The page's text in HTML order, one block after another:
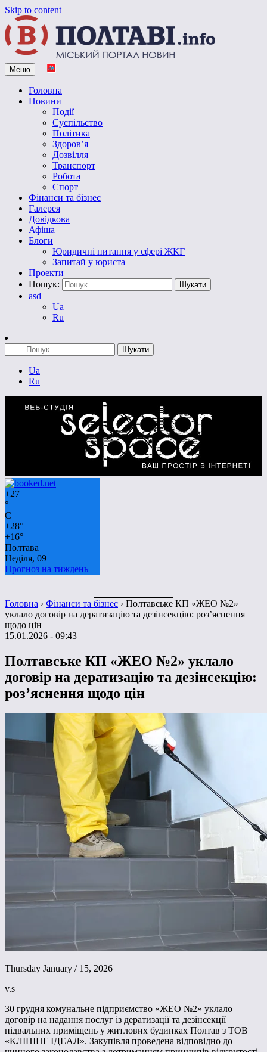
Skip to content
Vpoltave.info
Полтавський портал новин
Меню
Головна
Новини
Події
Суспільство
Політика
Здоров’я
Дозвілля
Транспорт
Робота
Спорт
Фінанси та бізнес
Галерея
Довідкова
Афіша
Блоги
Юридичні питання у сфері ЖКГ
Запитай у юриста
Проекти
Пошук:
asd
Ua
Ru
Ua
Ru
+27
°
C
+28°
+16°
Полтава
Неділя, 09
Прогноз на тиждень
Головна › Фінанси та бізнес › Полтавське КП «ЖЕО №2»
уклало договір на дератизацію та дезінсекцію: роз’яснення
щодо цін
15.01.2026 - 09:43
Полтавське КП «ЖЕО №2» уклало
договір на дератизацію та дезінсекцію:
роз’яснення щодо цін
Thursday January / 15, 2026
v.s
30 грудня комунальне підприємство «ЖЕО №2» уклало
договір на надання послуг із дератизації та дезінсекції
підвальних приміщень у житлових будинках Полтав з ТОВ
«КЛІНІНГ ІДЕАЛ». Закупівля проведена відповідно до